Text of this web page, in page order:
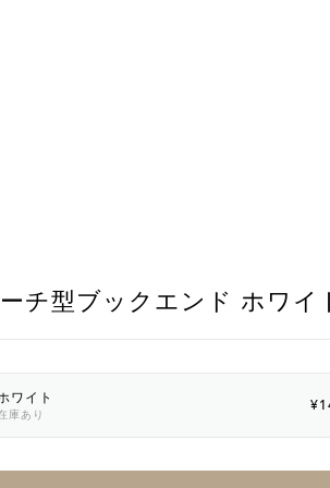
チ型ブックエンド ホワイ
ワイト
庫あり